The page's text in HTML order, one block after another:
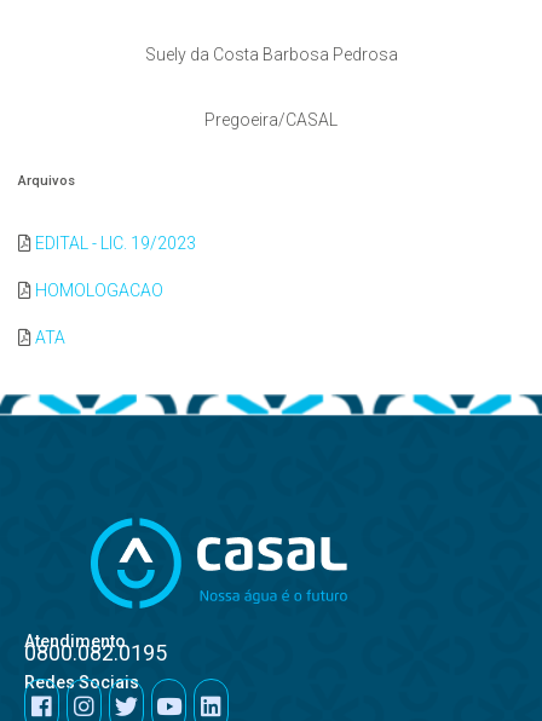
Suely da Costa Barbosa Pedrosa
Pregoeira/CASAL
Arquivos
EDITAL - LIC. 19/2023
HOMOLOGACAO
ATA
Atendimento
0800.082.0195
Redes Sociais